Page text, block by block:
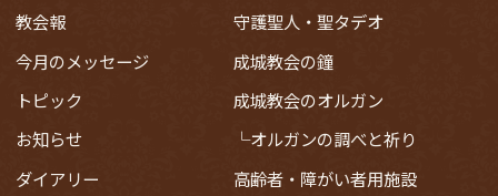
教会報
今月のメッセージ
トピック
お知らせ
ダイアリー
守護聖人・聖タデオ
成城教会の鐘
成城教会のオルガン
オルガンの調べと祈り
高齢者・障がい者用施設